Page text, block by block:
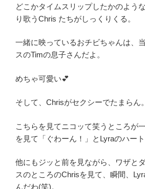
どこかタイムスリップしたかのよう
り歌うChris たちがしっくりくる。
一緒に映っているおチビちゃんは、
スのTimの息子さんだよ。
めちゃ可愛い💕
そして、Chrisがセクシーでたまらん。
こちらを見てニコッて笑うところが
を見て「ぐわーん！」とLyraのハート
他にもジッと前を見ながら、ワザと
スのところのChrisを見て、瞬間、
んだわ(笑)。